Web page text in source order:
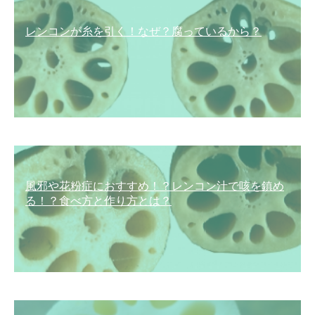
レンコンが糸を引く！なぜ？腐っているから？
風邪や花粉症におすすめ！？レンコン汁で咳を鎮め
る！？食べ方と作り方とは？